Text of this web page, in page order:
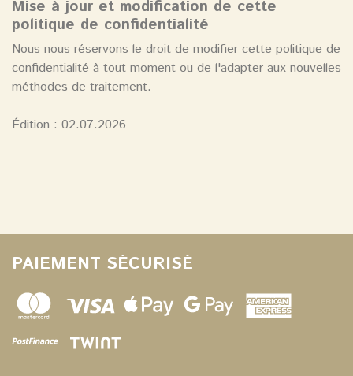
Mise à jour et modification de cette
politique de confidentialité
Nous nous réservons le droit de modifier cette politique de
confidentialité à tout moment ou de l'adapter aux nouvelles
méthodes de traitement.
Édition : 02.07.2026
PAIEMENT SÉCURISÉ